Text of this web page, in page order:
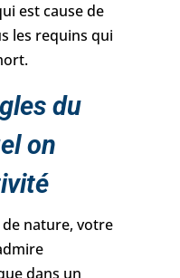
est cause de
les requins qui
du
on
nature, votre
dans un